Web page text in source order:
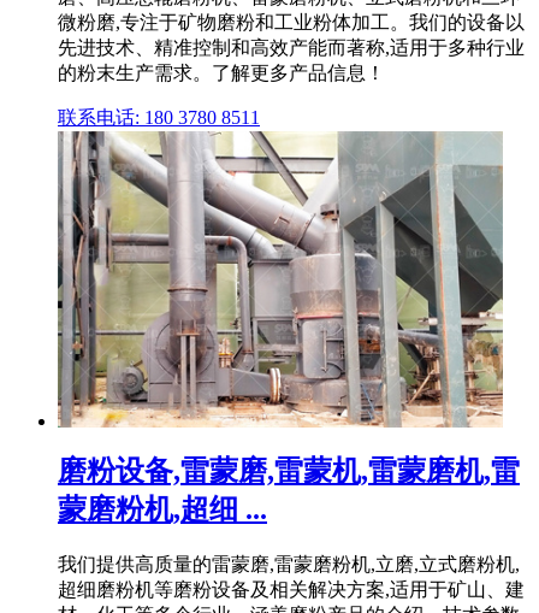
微粉磨,专注于矿物磨粉和工业粉体加工。我们的设备以
先进技术、精准控制和高效产能而著称,适用于多种行业
的粉末生产需求。了解更多产品信息！
联系电话: 180 3780 8511
磨粉设备,雷蒙磨,雷蒙机,雷蒙磨机,雷
蒙磨粉机,超细 ...
我们提供高质量的雷蒙磨,雷蒙磨粉机,立磨,立式磨粉机,
超细磨粉机等磨粉设备及相关解决方案,适用于矿山、建